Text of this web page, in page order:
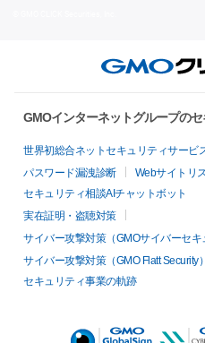
GMOインターネットグループの
世界初総合ネットセキュリティサービ
パスワード漏洩診断
Webサイトリ
セキュリティ相談AIチャットボット
実在証明・盗聴対策
サイバー攻撃対策（GMOサイバーセキ
サイバー攻撃対策（GMO Flatt Security）
セキュリティ事業の軌跡